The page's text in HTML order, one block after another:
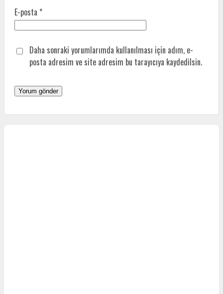
E-posta *
Daha sonraki yorumlarımda kullanılması için adım, e-
posta adresim ve site adresim bu tarayıcıya kaydedilsin.